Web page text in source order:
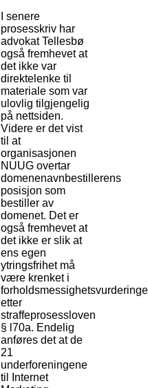
I senere
prosesskriv har
advokat Tellesbø
også fremhevet at
det ikke var
direktelenke til
materiale som var
ulovlig tilgjengelig
på nettsiden.
Videre er det vist
til at
organisasjonen
NUUG overtar
domenenavnbestillerens
posisjon som
bestiller av
domenet. Det er
også fremhevet at
det ikke er slik at
ens egen
ytringsfrihet må
være krenket i
etter
straffeprosessloven
§ l70a. Endelig
anføres det at de
21
underforeningene
til Internet